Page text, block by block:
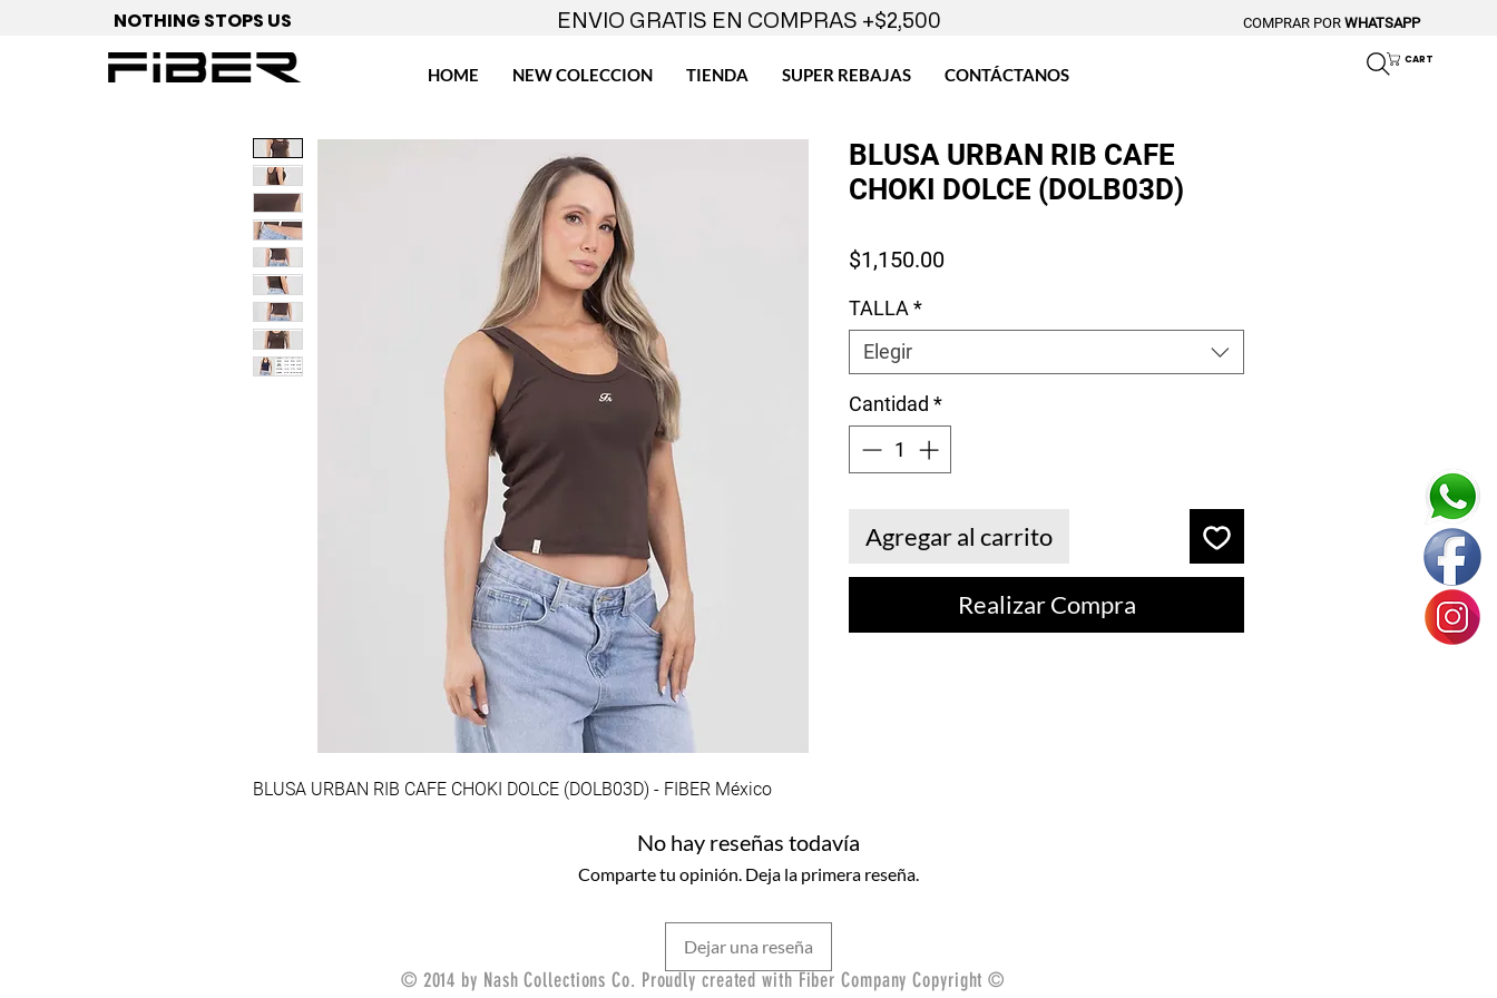
NOTHING STOPS US
HOME NEW COLECCION TIENDA SUPER REBAJAS CONTÁCTANOS
ENVIO GRATIS EN COMPRAS +$2,500
CART
COMPRAR POR WHATSAPP
BLUSA URBAN RIB CAFE CHOKI DOLCE (DOLB03D) - FIBER México
BLUSA URBAN RIB CAFE
CHOKI DOLCE (DOLB03D)
$1,150.00Precio
TALLA *
Elegir
Cantidad *
Agregar al carrito
Realizar Compra
No hay reseñas todavía
Comparte tu opinión. Deja la primera reseña.
Dejar una reseña
© 2014 by Nash Collections Co. Proudly created with Fiber Company Copyright ©